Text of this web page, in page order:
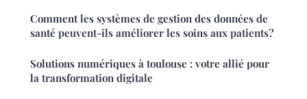
Comment les systèmes de gestion des données de
santé peuvent-ils améliorer les soins aux patients?
Solutions numériques à toulouse : votre allié pour
la transformation digitale